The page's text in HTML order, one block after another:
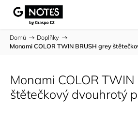
Domů / Doplňky /
Monami COLOR TWIN BRUSH grey
Monami COLOR
štětečkový dvouhrotý